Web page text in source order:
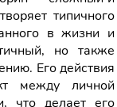
типичного
в жизни и
но также
Его действия
между личной
что делает его